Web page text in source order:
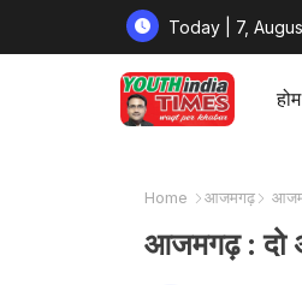
Today | 7,
होम
Home आजमगढ़
आजमगढ़ : दो